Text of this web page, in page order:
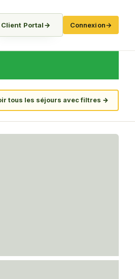
Client Portal→ Connexion→
tous les séjours avec filtres →